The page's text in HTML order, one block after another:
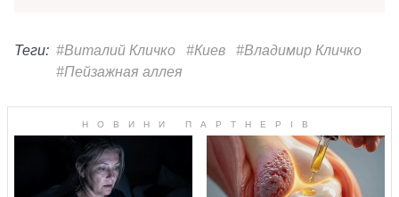
Теги: #Виталий Кличко #Киев
#Владимир Кличко
#Пейзажная аллея